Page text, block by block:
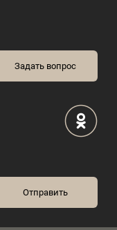
Задать вопрос